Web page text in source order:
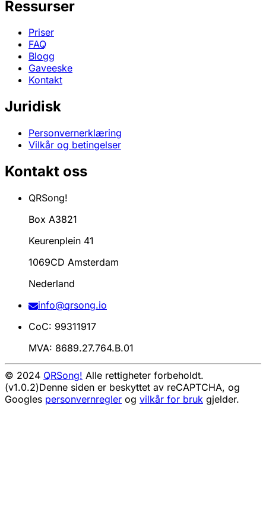
Ressurser
Priser
FAQ
Blogg
Gaveeske
Kontakt
Juridisk
Personvernerklæring
Vilkår og betingelser
Kontakt oss
QRSong!
Box A3821
Keurenplein 41
1069CD Amsterdam
Nederland
info@qrsong.io
CoC: 99311917
MVA: 8689.27.764.B.01
© 2024 QRSong! Alle rettigheter forbeholdt.
(v1.0.2)Denne siden er beskyttet av reCAPTCHA, og
Googles personvernregler og vilkår for bruk gjelder.